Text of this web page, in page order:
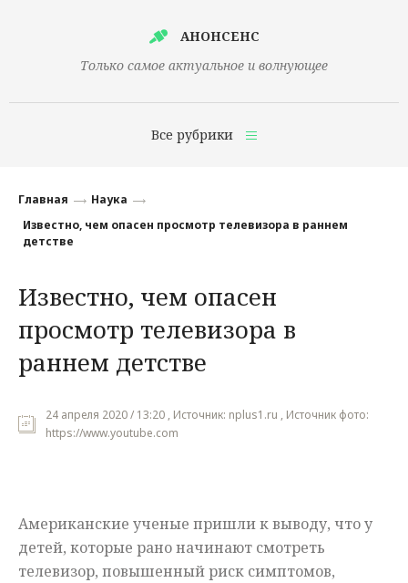
АНОНСЕНС
Только самое актуальное и волнующее
Все рубрики
Финансы
Наука
Культура
Общество
Мнения
Главная
Наука
Известно, чем опасен просмотр телевизора в раннем
детстве
Известно, чем опасен
просмотр телевизора в
раннем детстве
24 апреля 2020 / 13:20 , Источник: nplus1.ru , Источник фото:
https://www.youtube.com
Американские ученые пришли к выводу, что у
детей, которые рано начинают смотреть
телевизор, повышенный риск симптомов,